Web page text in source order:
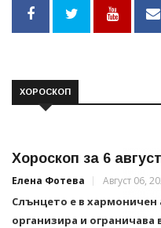
ХОРОСКОП
Хороскоп за 6 август
Елена Фотева Август 06,
Слънцето е в хармоничен
организира и ограничава